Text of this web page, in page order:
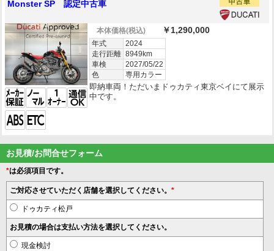
Monster SP 認定中古車
本体価格(税込) ￥1,290,000
年式
2024
走行距離 8949km
車検
2027/05/22
色
専用カラー
即納車両！ただいまドゥカティ東京ベイにて展示
中です。
お見積/お問合せフォーム
*は必須項目です。
ご対応させていただく店舗を選択してください。 *
ドゥカティ松戸
お見積の場合は支払い方法を選択してください。
現金検討